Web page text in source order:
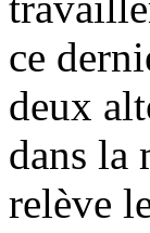
ce
deux
dans la
relève